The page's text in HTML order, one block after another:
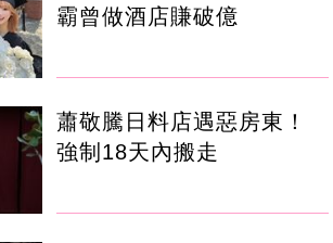
霸曾做酒店賺破億
蕭敬騰日料店遇惡房東！
強制18天內搬走